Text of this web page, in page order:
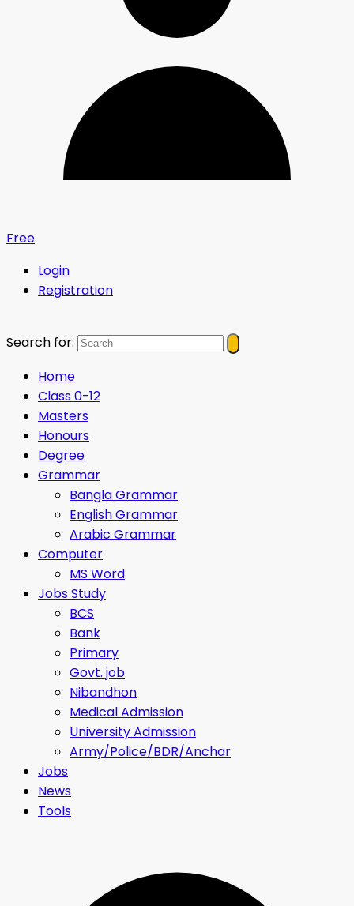
Free
Login
Registration
Search for:
Home
Class 0-12
Masters
Honours
Degree
Grammar
Bangla Grammar
English Grammar
Arabic Grammar
Computer
MS Word
Jobs Study
BCS
Bank
Primary
Govt. job
Nibandhon
Medical Admission
University Admission
Army/Police/BDR/Anchar
Jobs
News
Tools